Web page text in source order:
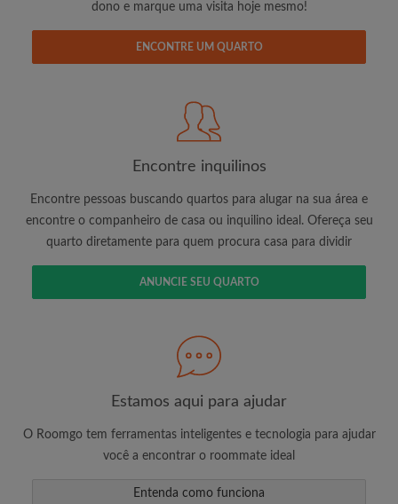
CRIAR PERFIL
É 100% grátis!
Crie uma conta e comece a procurar
Envie mensagens ilimitadas para todos os
Solicite ilimitadas visitas aos quartos
changes de encontrar um quarto
dono e marque uma visita hoje mesmo!
ENCONTRE UM QUARTO
Encontre inquilinos
Encontre pessoas buscando quartos para alugar na sua área e
encontre o companheiro de casa ou inquilino ideal. Ofereça seu
quarto diretamente para quem procura casa para dividir
ANUNCIE SEU QUARTO
Estamos aqui para ajudar
O Roomgo tem ferramentas inteligentes e tecnologia para ajudar
você a encontrar o roommate ideal
Entenda como funciona